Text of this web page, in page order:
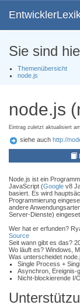
Sie sind
Themenübersicht
node.js
node.js
Eintrag zuletzt aktualisiert
siehe auch http://
Node.js ist ein
JavaScript (Google v8
basiert. Es wird
Programmierung
andere
Server-Dienste)
Wer hat er erfunden?
Source
Seit wann gibt es das?
Wo läuft es? Windows,
Was unterscheidet
Single Process +
Asynchron, Ereignis-
Nicht-blockierende I/